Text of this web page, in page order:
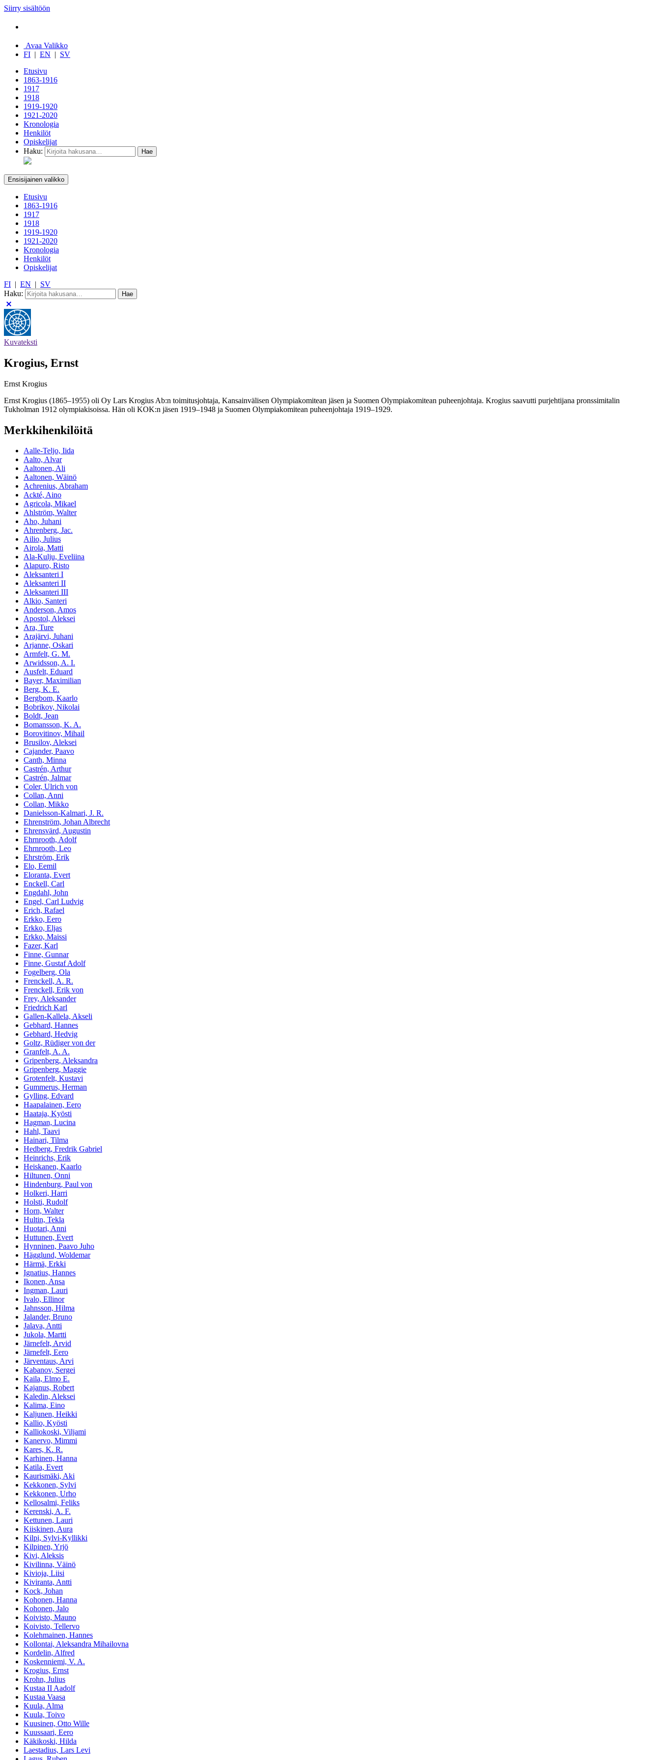
Siirry sisältöön
Avaa Valikko
FI | EN | SV
Etusivu
1863-1916
1917
1918
1919-1920
1921-2020
Kronologia
Henkilöt
Opiskelijat
Haku:
Ensisijainen valikko
Etusivu
1863-1916
1917
1918
1919-1920
1921-2020
Kronologia
Henkilöt
Opiskelijat
FI | EN | SV
Haku:
Kuvateksti
Krogius, Ernst
Ernst Krogius
Ernst Krogius (1865–1955) oli Oy Lars Krogius Ab:n toimitusjohtaja, Kansainvälisen Olympiakomitean jäsen ja Suomen Olympiakomitean puheenjohtaja. Krogius saavutti purjehtijana pronssimitalin
Tukholman 1912 olympiakisoissa. Hän oli KOK:n jäsen 1919–1948 ja Suomen Olympiakomitean puheenjohtaja 1919–1929.
Merkkihenkilöitä
Aalle-Teljo, Iida
Aalto, Alvar
Aaltonen, Ali
Aaltonen, Wäinö
Achrenius, Abraham
Ackté, Aino
Agricola, Mikael
Ahlström, Walter
Aho, Juhani
Ahrenberg, Jac.
Ailio, Julius
Airola, Matti
Ala-Kulju, Eveliina
Alapuro, Risto
Aleksanteri I
Aleksanteri II
Aleksanteri III
Alkio, Santeri
Anderson, Amos
Apostol, Aleksei
Ara, Ture
Arajärvi, Juhani
Arjanne, Oskari
Armfelt, G. M.
Arwidsson, A. I.
Ausfelt, Eduard
Bayer, Maximilian
Berg, K. E.
Bergbom, Kaarlo
Bobrikov, Nikolai
Boldt, Jean
Bomansson, K. A.
Borovitinov, Mihail
Brusilov, Aleksei
Cajander, Paavo
Canth, Minna
Castrén, Arthur
Castrén, Jalmar
Coler, Ulrich von
Collan, Anni
Collan, Mikko
Danielsson-Kalmari, J. R.
Ehrenström, Johan Albrecht
Ehrensvärd, Augustin
Ehrnrooth, Adolf
Ehrnrooth, Leo
Ehrström, Erik
Elo, Eemil
Eloranta, Evert
Enckell, Carl
Engdahl, John
Engel, Carl Ludvig
Erich, Rafael
Erkko, Eero
Erkko, Eljas
Erkko, Maissi
Fazer, Karl
Finne, Gunnar
Finne, Gustaf Adolf
Fogelberg, Ola
Frenckell, A. R.
Frenckell, Erik von
Frey, Aleksander
Friedrich Karl
Gallen-Kallela, Akseli
Gebhard, Hannes
Gebhard, Hedvig
Goltz, Rüdiger von der
Granfelt, A. A.
Gripenberg, Aleksandra
Gripenberg, Maggie
Grotenfelt, Kustavi
Gummerus, Herman
Gylling, Edvard
Haapalainen, Eero
Haataja, Kyösti
Hagman, Lucina
Hahl, Taavi
Hainari, Tilma
Hedberg, Fredrik Gabriel
Heinrichs, Erik
Heiskanen, Kaarlo
Hiltunen, Onni
Hindenburg, Paul von
Holkeri, Harri
Holsti, Rudolf
Horn, Walter
Hultin, Tekla
Huotari, Anni
Huttunen, Evert
Hynninen, Paavo Juho
Hägglund, Woldemar
Härmä, Erkki
Ignatius, Hannes
Ikonen, Ansa
Ingman, Lauri
Ivalo, Ellinor
Jahnsson, Hilma
Jalander, Bruno
Jalava, Antti
Jukola, Martti
Järnefelt, Arvid
Järnefelt, Eero
Järventaus, Arvi
Kabanov, Sergei
Kaila, Elmo E.
Kajanus, Robert
Kaledin, Aleksei
Kalima, Eino
Kaljunen, Heikki
Kallio, Kyösti
Kalliokoski, Viljami
Kanervo, Mimmi
Kares, K. R.
Karhinen, Hanna
Katila, Evert
Kaurismäki, Aki
Kekkonen, Sylvi
Kekkonen, Urho
Kellosalmi, Feliks
Kerenski, A. F.
Kettunen, Lauri
Kiiskinen, Aura
Kilpi, Sylvi-Kyllikki
Kilpinen, Yrjö
Kivi, Aleksis
Kivilinna, Väinö
Kivioja, Liisi
Kiviranta, Antti
Kock, Johan
Kohonen, Hanna
Kohonen, Jalo
Koivisto, Mauno
Koivisto, Tellervo
Kolehmainen, Hannes
Kollontai, Aleksandra Mihailovna
Kordelin, Alfred
Koskenniemi, V. A.
Krogius, Ernst
Krohn, Julius
Kustaa II Aadolf
Kustaa Vaasa
Kuula, Alma
Kuula, Toivo
Kuusinen, Otto Wille
Kuussaari, Eero
Käkikoski, Hilda
Laestadius, Lars Levi